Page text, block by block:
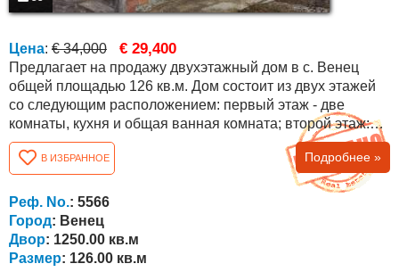
Цена: € 34,000 € 29,400
Предлагает на продажу двухэтажный дом в с. Венец
общей площадью 126 кв.м. Дом состоит из двух этажей
со следующим расположением: первый этаж - две
комнаты, кухня и общая ванная комната; второй этаж:
две комнаты, просторный коридор, ванная комната и
туалет. Дом после ремонта со сменными стеклопакетами
ПВХ, дверями ПВХ, новой крышей. Дополнительные
постройки (сарай 40 кв.м.), проведено электричество,
В ИЗБРАННОЕ Подробнее »
Реф. No.: 5566
Город: Венец
Двор: 1250.00 кв.м
Размер: 126.00 кв.м